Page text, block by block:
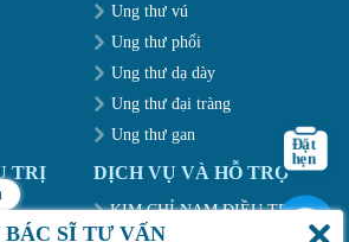
Ung thư vú
Ung thư phổi
Ung thư dạ dày
Ung thư đại tràng
Ung thư gan
TRỊ DỊCH VỤ VÀ HỖ TRỢ
KIM CHỈ NAM ĐIỀU TRỊ
BỆNH
SĨ TƯ VẤN